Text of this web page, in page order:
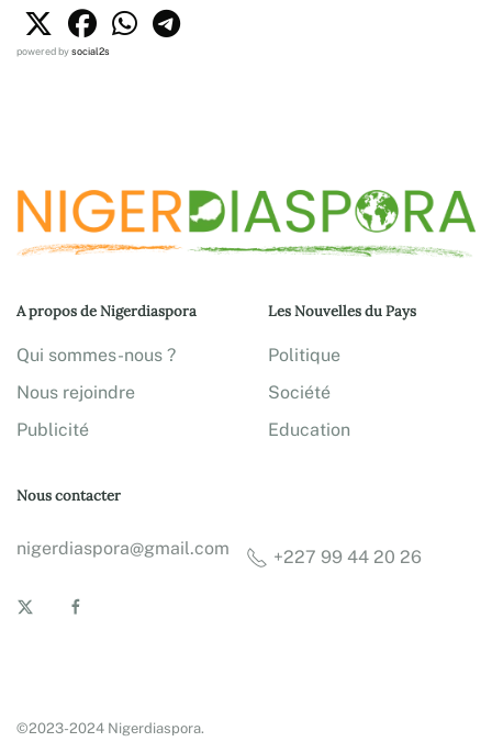
powered bysocial2s
A propos de Nigerdiaspora
Qui sommes-nous ?
Nous rejoindre
Publicité
Les Nouvelles du Pays
Politique
Société
Education
Nous contacter
nigerdiaspora@gmail.com +227 99 44 20 26
©2023-2024 Nigerdiaspora.